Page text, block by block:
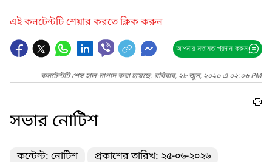
এই কনটেন্টটি শেয়ার করতে ক্লিক করুন
আপনার মতামত প্রদান করুন
কনটেন্টটি শেষ হাল-নাগাদ করা হয়েছে: রবিবার, ২৮ জুন, ২০২৬ এ ০২:০৬ PM
সভার নোটিশ
কন্টেন্ট: নোটিশ প্রকাশের তারিখ: ২৫-০৬-২০২৬